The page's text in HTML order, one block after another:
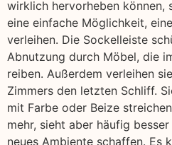
wirklich hervorheben können,
eine einfache Möglichkeit,
verleihen. Die Sockelleiste
Abnutzung durch Möbel, die
reiben. Außerdem verleihen
Zimmers den letzten Schliff.
mit Farbe oder Beize
mehr, sieht aber häufig
neues Ambiente schaffen. Es